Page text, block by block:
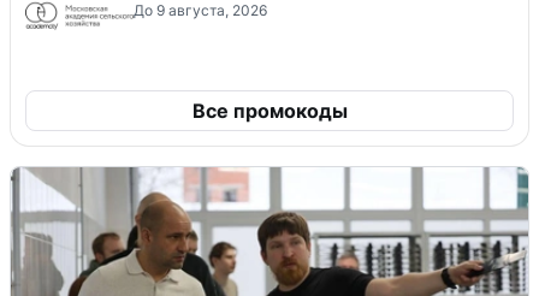
До 9 августа, 2026
Все промокоды